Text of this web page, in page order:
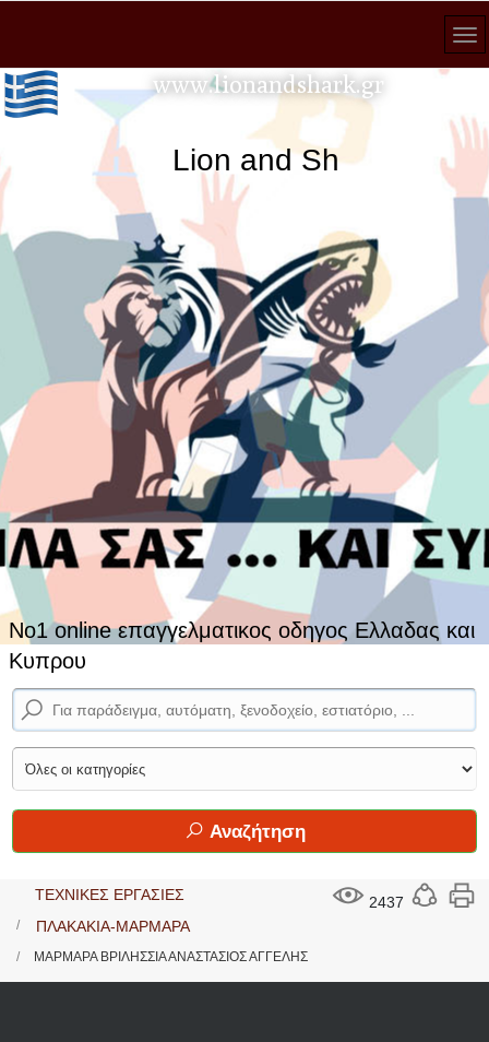
No1 online επαγγελματικος οδηγος Ελλαδας και
Κυπρου
www.lionandshark.gr
Lion and Shark κάθε
Αναζήτηση
2437
ΤΕΧΝΙΚΕΣ ΕΡΓΑΣΙΕΣ
ΠΛΑΚΑΚΙΑ-ΜΑΡΜΑΡΑ
ΜΑΡΜΑΡΑ ΒΡΙΛΗΣΣΙΑ ΑΝΑΣΤΑΣΙΟΣ ΑΓΓΕΛΗΣ